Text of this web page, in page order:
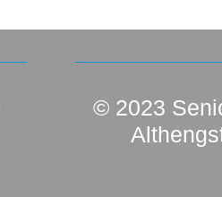
© 2023